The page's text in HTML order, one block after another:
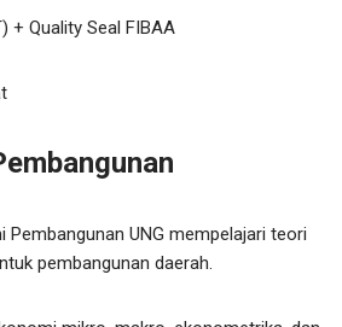
+ Quality Seal FIBAA
Pembangunan UNG mempelajari teori
pembangunan daerah.